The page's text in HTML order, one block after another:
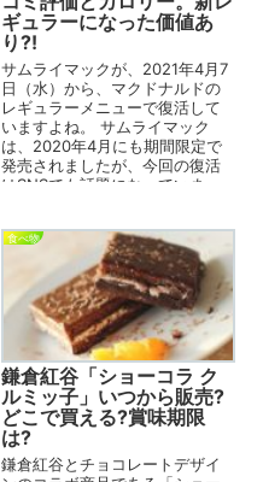
ギュラーになった価値あ
り?!
サムライマックが、2021年4月7
日（水）から、マクドナルドの
レギュラーメニューで復活して
いますよね。 サムライマック
は、2020年4月にも期間限定で
発売されましたが、今回の復活
はSNSでも話題になっていま
食べ物
鎌倉紅谷「ショーコラ ク
ルミッ子」いつから販売?
どこで買える?賞味期限
は?
鎌倉紅谷とチョコレートデザイ